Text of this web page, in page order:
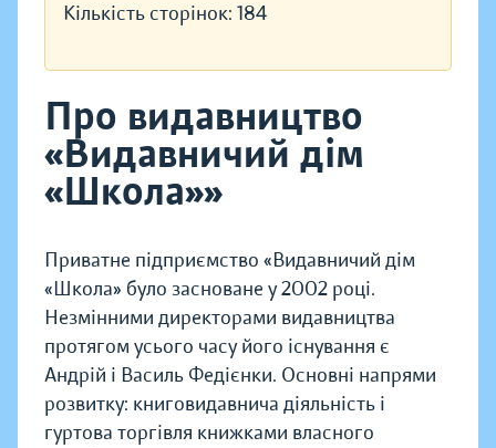
Кількість сторінок: 184
Про видавництво
«Видавничий дім
«Школа»»
Приватне підприємство «Видавничий дім
«Школа» було засноване у 2002 році.
Незмінними директорами видавництва
протягом усього часу його існування є
Андрій і Василь Федієнки. Основні напрями
розвитку: книговидавнича діяльність і
гуртова торгівля книжками власного